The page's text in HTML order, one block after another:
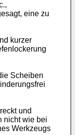
eine zu
kurzer
Scheiben
und
nicht wie bei
Werkzeugs